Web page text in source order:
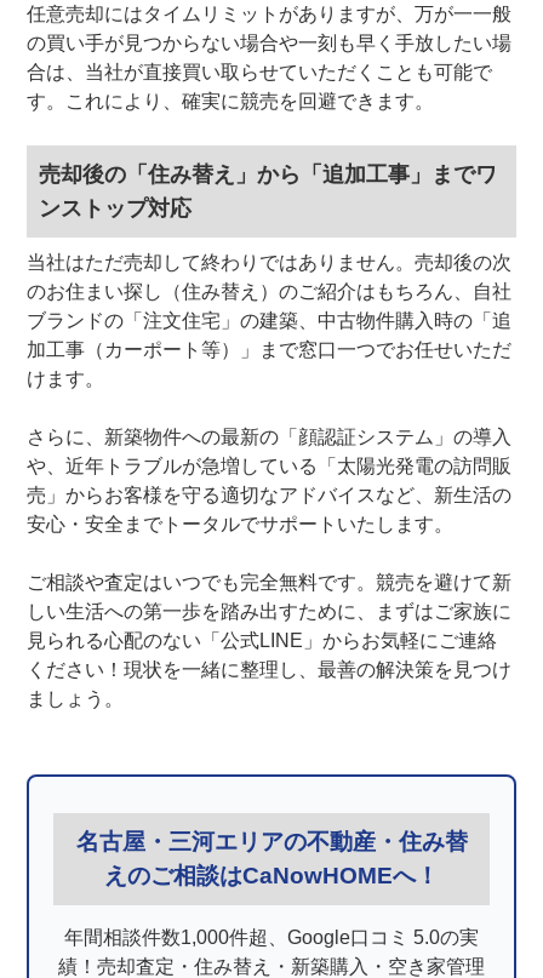
任意売却にはタイムリミットがありますが、万が一一般
の買い手が見つからない場合や一刻も早く手放したい場
合は、当社が直接買い取らせていただくことも可能で
す。これにより、確実に競売を回避できます。
売却後の「住み替え」から「追加工事」までワ
ンストップ対応
当社はただ売却して終わりではありません。売却後の次
のお住まい探し（住み替え）のご紹介はもちろん、自社
ブランドの「注文住宅」の建築、中古物件購入時の「追
加工事（カーポート等）」まで窓口一つでお任せいただ
けます。
さらに、新築物件への最新の「顔認証システム」の導入
や、近年トラブルが急増している「太陽光発電の訪問販
売」からお客様を守る適切なアドバイスなど、新生活の
安心・安全までトータルでサポートいたします。
ご相談や査定はいつでも完全無料です。競売を避けて新
しい生活への第一歩を踏み出すために、まずはご家族に
見られる心配のない「公式LINE」からお気軽にご連絡
ください！現状を一緒に整理し、最善の解決策を見つけ
ましょう。
名古屋・三河エリアの不動産・住み替
えのご相談はCaNowHOMEへ！
年間相談件数1,000件超、Google口コミ 5.0の実
績！売却査定・住み替え・新築購入・空き家管理